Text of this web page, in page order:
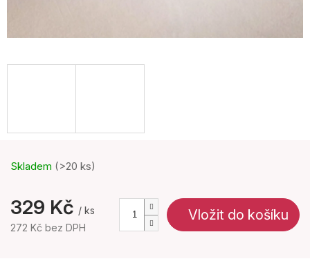
Skladem (>20 ks)
329 Kč / ks
272 Kč bez DPH
Vložit do košíku